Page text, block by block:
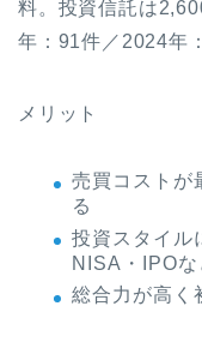
料。投資信託は
年：91件／2024年
メリット
売買コストが
る
投資スタイル
NISA・IPOな
総合力が高く